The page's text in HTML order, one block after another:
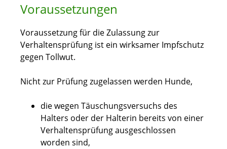
Voraussetzungen
Voraussetzung für die Zulassung zur
Verhaltensprüfung ist ein wirksamer Impfschutz
gegen Tollwut.
Nicht zur Prüfung zugelassen werden Hunde,
die wegen Täuschungsversuchs des
Halters oder der Halterin bereits von einer
Verhaltensprüfung ausgeschlossen
worden sind,